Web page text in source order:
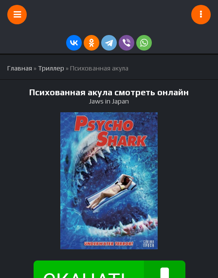
Главная »Триллер » Психованная акула
Психованная акула смотреть онлайн
Jaws in Japan